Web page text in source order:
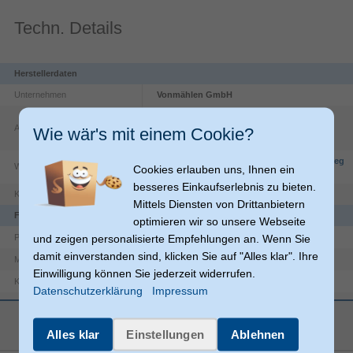
Techn. Details
Herstellerdaten
Unternehmen Vonmählen GmbH
Adresse
Lüneburg
DE
Website
https://www.vonmaehlen.com/en/policies/leg
al-notice
Kontakt
Funktionen
Produkttyp Armband
Material Silikon
Kompatibilität
Kompatibler Gerätetyp Smartwatch
mehr anzeigen
Wie wär's mit einem Cookie?
Cookies erlauben uns, Ihnen ein
besseres Einkaufserlebnis zu bieten.
Mittels Diensten von Drittanbietern
optimieren wir so unsere Webseite
und zeigen personalisierte Empfehlungen an. Wenn Sie
damit einverstanden sind, klicken Sie auf "Alles klar". Ihre
Einwilligung können Sie jederzeit widerrufen.
Datenschutzerklärung
Impressum
Alles klar Einstellungen Ablehnen